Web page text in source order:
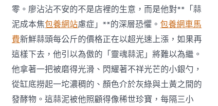
零。廖沾沾不安的不是店裡的生意，而是他對**「蒜
泥成本焦包養網站慮症」**的深層恐懼。包養網車馬
費新鮮蒜頭每公斤的價格正在以超光速上漲，如果再
這樣下去，他引以為傲的「靈魂蒜泥」將難以為繼。
他拿著一把被磨得光滑、閃耀著不祥光芒的小銀勺，
從缸底撈起一坨濃稠的、顏色介於灰綠與土黃之間的
發酵物。這蒜泥被他照顧得像稀世珍寶，每隔三小